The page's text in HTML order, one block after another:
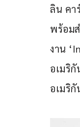
ลิน คา
พร้อม
งาน
อเมริ
อเมริ